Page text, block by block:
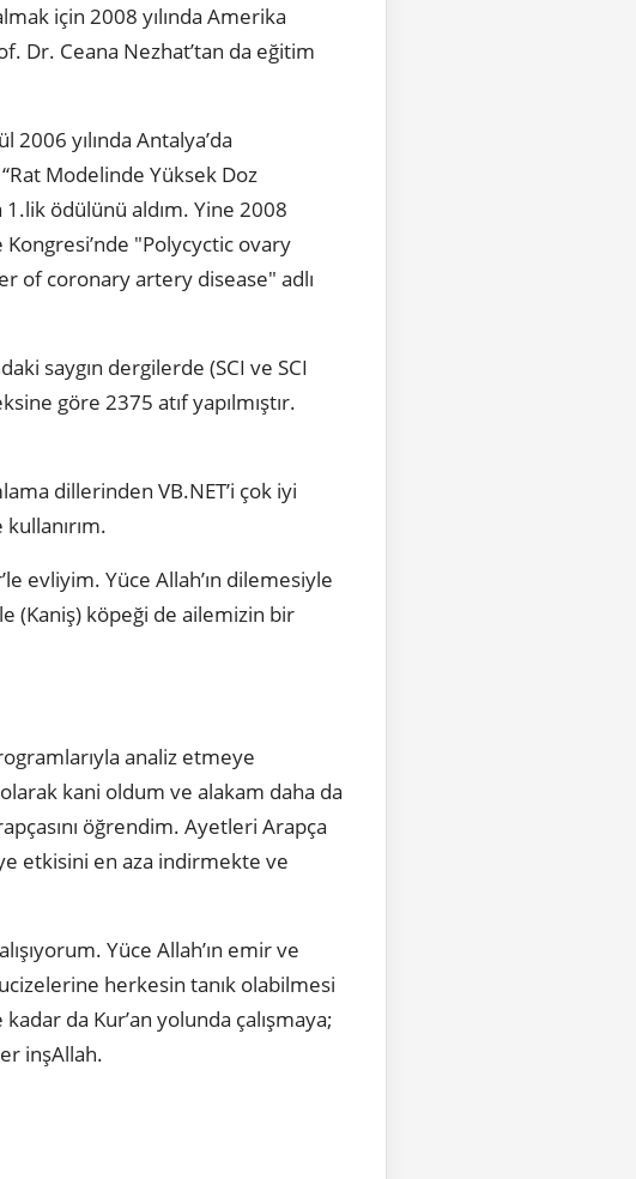
için 2008 yılında Amerika
Dr. Ceana Nezhat’tan da eğitim
2006 yılında Antalya’da
Modelinde Yüksek Doz
1.lik ödülünü aldım. Yine 2008
"Polycyctic ovary
of coronary artery disease" adlı
saygın dergilerde (SCI ve SCI
göre 2375 atıf yapılmıştır.
dillerinden VB.NET’i çok iyi
kullanırım.
evliyim. Yüce Allah’ın dilemesiyle
(Kaniş) köpeği de ailemizin bir
analiz etmeye
kani oldum ve alakam daha da
öğrendim. Ayetleri Arapça
etkisini en aza indirmekte ve
Yüce Allah’ın emir ve
herkesin tanık olabilmesi
da Kur’an yolunda çalışmaya;
inşAllah.